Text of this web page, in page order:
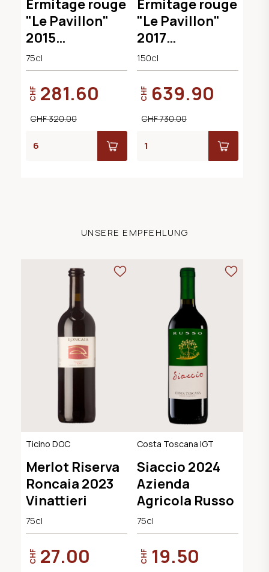
Ermitage rouge
"Le Pavillon"
2015
Chapoutier
75cl
CHF 281.60
CHF 320.00
Ermitage rouge
"Le Pavillon"
2017
Chapoutier
150cl
CHF 639.90
CHF 730.00
UNSERE EMPFEHLUNG
Ticino DOC
Merlot Riserva
Roncaia 2023
Vinattieri
75cl
CHF 27.00
Costa Toscana IGT
Siaccio 2024
Azienda
Agricola Russo
75cl
CHF 19.50